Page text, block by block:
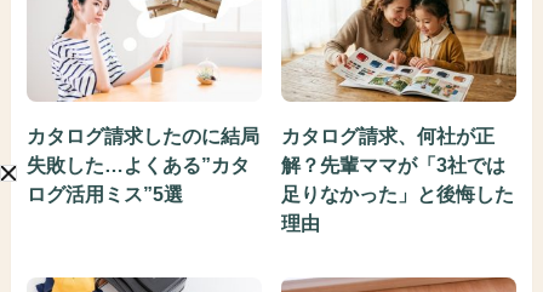
カタログ請求したのに結局
失敗した…よくある”カタ
ログ活用ミス”5選
カタログ請求、何社が正
解？先輩ママが「3社では
足りなかった」と後悔した
理由